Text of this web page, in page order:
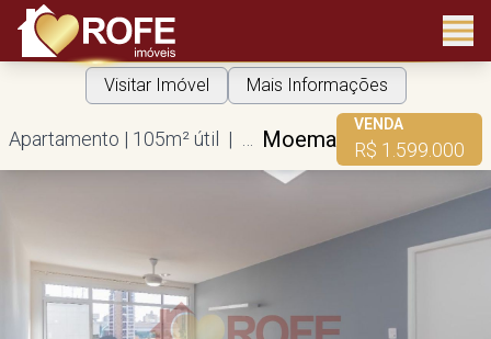
Moema
VENDA
R$ 1.599.000
Visitar Imóvel Mais Informações